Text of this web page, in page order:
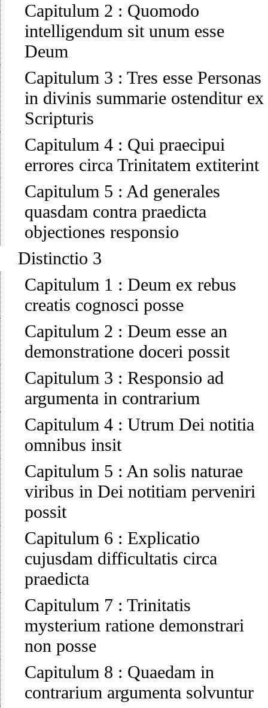
Capitulum 2 : Quomodo
intelligendum sit unum esse
Deum
Capitulum 3 : Tres esse Personas
in divinis summarie ostenditur ex
Scripturis
Capitulum 4 : Qui praecipui
errores circa Trinitatem extiterint
Capitulum 5 : Ad generales
quasdam contra praedicta
objectiones responsio
Distinctio 3
Capitulum 1 : Deum ex rebus
creatis cognosci posse
Capitulum 2 : Deum esse an
demonstratione doceri possit
Capitulum 3 : Responsio ad
argumenta in contrarium
Capitulum 4 : Utrum Dei notitia
omnibus insit
Capitulum 5 : An solis naturae
viribus in Dei notitiam perveniri
possit
Capitulum 6 : Explicatio
cujusdam difficultatis circa
praedicta
Capitulum 7 : Trinitatis
mysterium ratione demonstrari
non posse
Capitulum 8 : Quaedam in
contrarium argumenta solvuntur